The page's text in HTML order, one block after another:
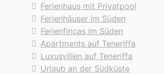
Ferienhaus mit Privatpool
Ferienhäuser im Süden
Ferienfincas im Süden
Apartments auf Teneriffa
Luxusvillen auf Teneriffa
Urlaub an der Südküste